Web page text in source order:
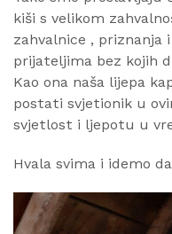
kiši s velikom
zahvalnice ,
prijateljima bez kojih
Kao ona naša lijepa
postati svjetionik u
svjetlost i ljepotu u
Hvala svima i idemo